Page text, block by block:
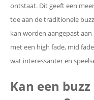
ontstaat. Dit geeft een
toe aan de traditionele
kan worden aangepast
met een high fade, mid
wat interessanter en
Kan een